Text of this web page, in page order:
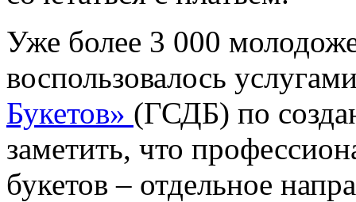
Уже более 3 000
воспользовалось
Букетов» (ГСДБ) по
заметить, что
букетов – отдельное